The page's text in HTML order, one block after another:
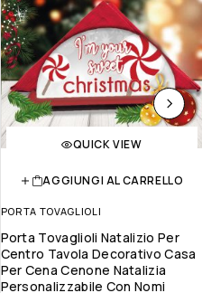
QUICK VIEW
AGGIUNGI AL CARRELLO
PORTA TOVAGLIOLI
Porta Tovaglioli Natalizio Per
Centro Tavola Decorativo Casa
Per Cena Cenone Natalizia
Personalizzabile Con Nomi